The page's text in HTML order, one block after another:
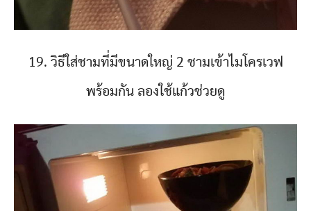
19. วิธีใส่ชามที่มีขนาดใหญ่ 2 ชามเข้าไมโครเวฟ
พร้อมกัน ลองใช้แก้วช่วยดู